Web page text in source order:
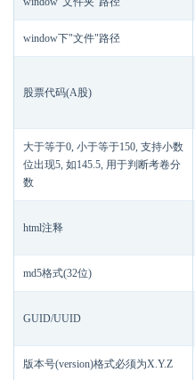
window下"文件"路径
股票代码(A股)
大于等于0, 小于等于150, 支持小数
位出现5, 如145.5, 用于判断考卷分
数
html注释
md5格式(32位)
GUID/UUID
版本号(version)格式必须为X.Y.Z